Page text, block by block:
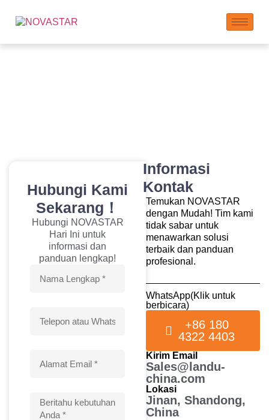
Hubungi Kami
Sekarang！
Hubungi NOVASTAR
Hari Ini untuk
informasi dan
panduan lengkap!
Informasi
Kontak
Temukan NOVASTAR
dengan Mudah! Tim kami
tidak sabar untuk
menawarkan solusi
terbaik dan panduan
profesional.
WhatsApp(Klik untuk
berbicara)
+86 180
4322 4403
Kirim Email
Sales@landu-
china.com
Lokasi
Jinan, Shandong,
China